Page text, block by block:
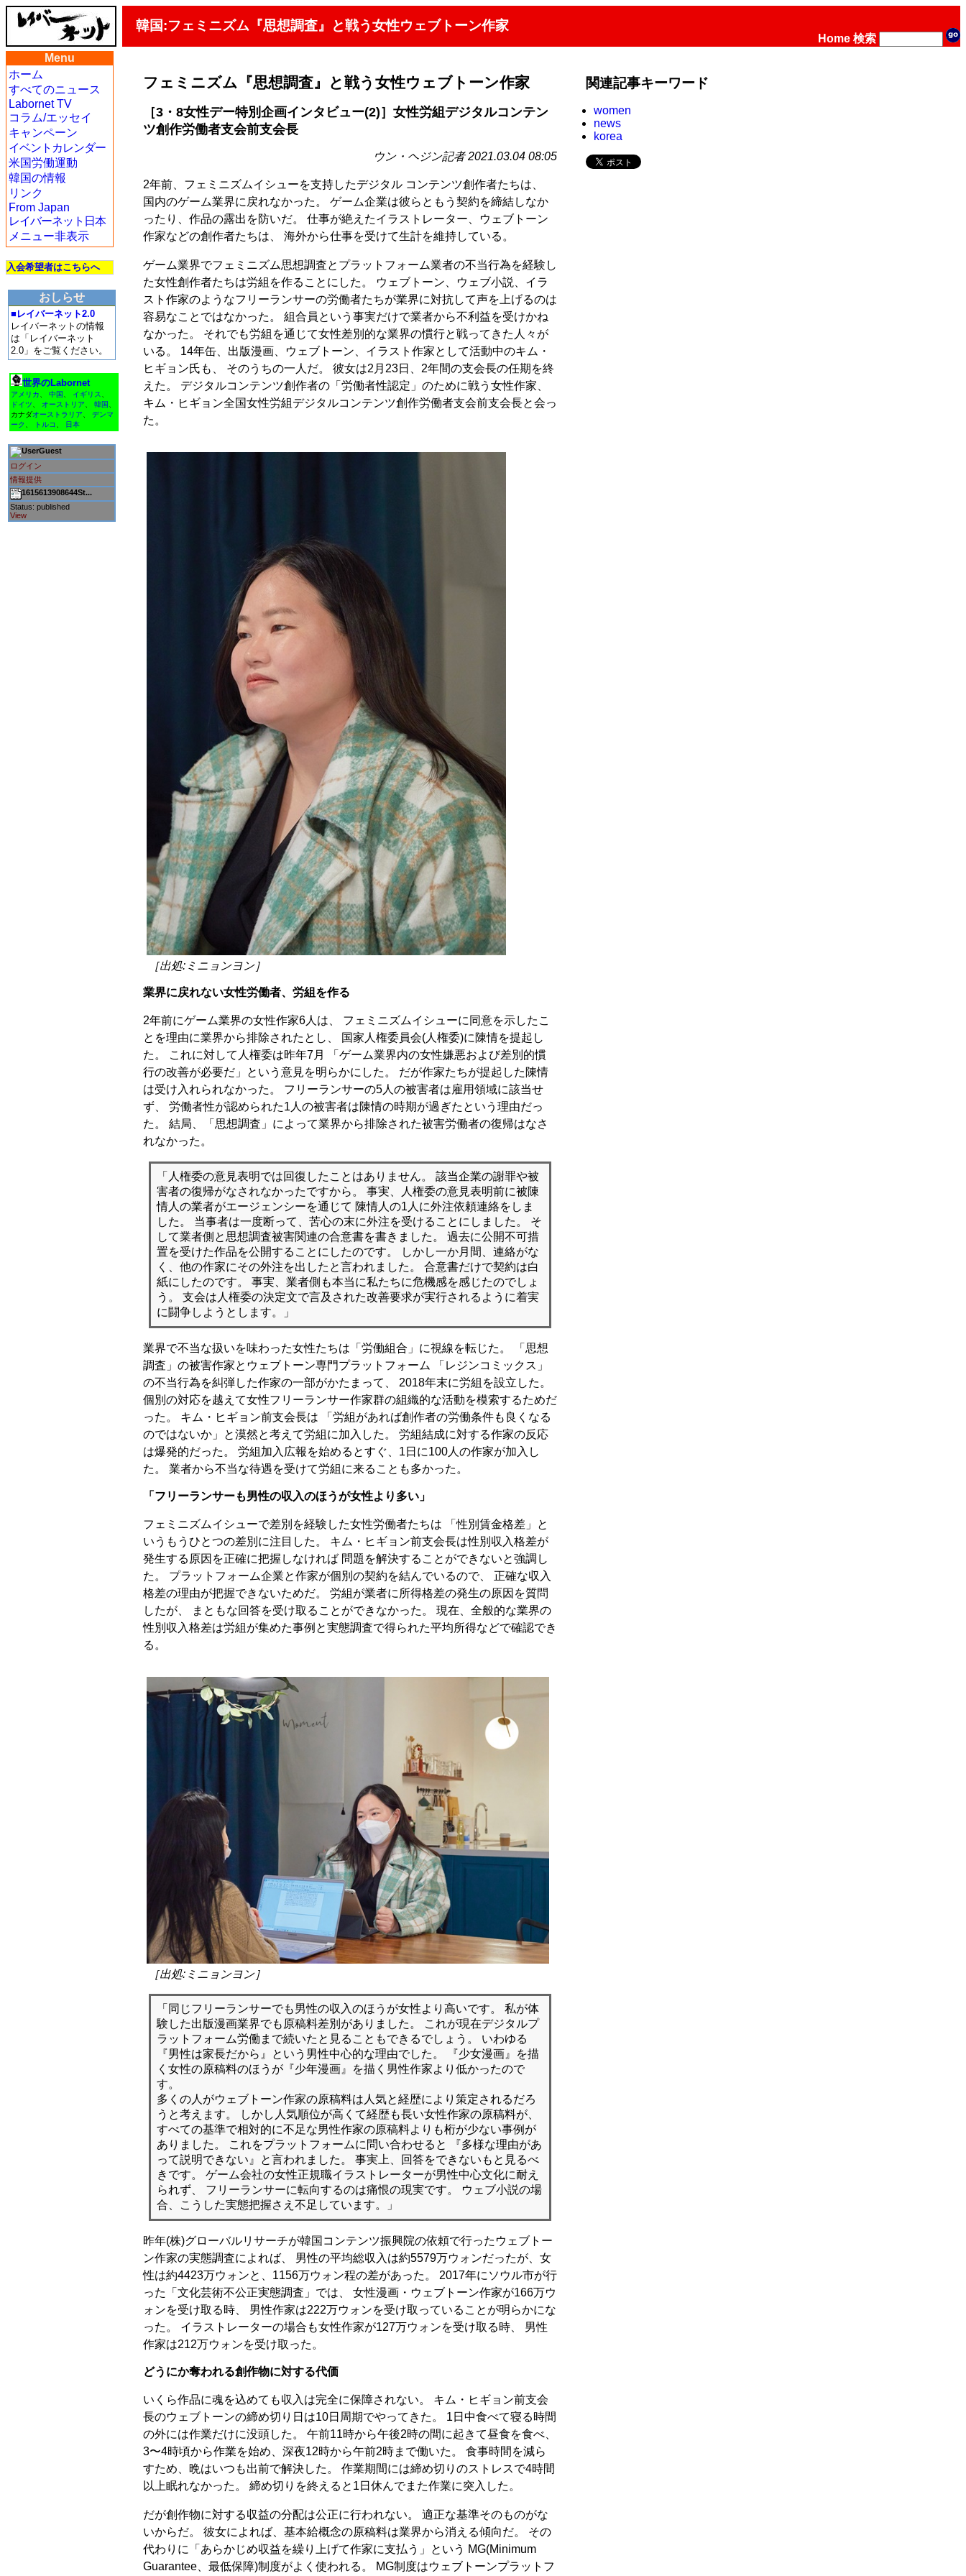
韓国:フェミニズム『思想調査』と戦う女性ウェブトーン作家
Home 検索
Menu
ホーム
すべてのニュース
Labornet TV
コラム/エッセイ
キャンペーン
イベントカレンダー
米国労働運動
韓国の情報
リンク
From Japan
レイバーネット日本
メニュー非表示
入会希望者はこちらへ
おしらせ
■レイバーネット2.0
レイバーネットの情報
は「レイバーネット
2.0」をご覧ください。
世界のLabornet
アメリカ 中国 イギリス
ドイツ
オーストリア 韓国
カナダオーストラリア
デンマ
ーク
トルコ 日本
Guest
ログイン
情報提供
1615613908644St...
Status: published
View
フェミニズム『思想調査』と戦う女性ウェブトーン作家
［3・8女性デー特別企画インタビュー(2)］女性労組デジタルコンテン
ツ創作労働者支会前支会長
ウン・ヘジン記者 2021.03.04 08:05
2年前、フェミニズムイシューを支持したデジタル コンテンツ創作者たちは、
国内のゲーム業界に戻れなかった。 ゲーム企業は彼らともう契約を締結しなか
ったり、作品の露出を防いだ。 仕事が絶えたイラストレーター、ウェブトーン
作家などの創作者たちは、 海外から仕事を受けて生計を維持している。
ゲーム業界でフェミニズム思想調査とプラットフォーム業者の不当行為を経験し
た女性創作者たちは労組を作ることにした。 ウェブトーン、ウェブ小説、イラ
スト作家のようなフリーランサーの労働者たちが業界に対抗して声を上げるのは
容易なことではなかった。 組合員という事実だけで業者から不利益を受けかね
なかった。 それでも労組を通じて女性差別的な業界の慣行と戦ってきた人々が
いる。 14年缶、出版漫画、ウェブトーン、イラスト作家として活動中のキム・
ヒギョン氏も、 そのうちの一人だ。 彼女は2月23日、2年間の支会長の任期を終
えた。 デジタルコンテンツ創作者の「労働者性認定」のために戦う女性作家、
キム・ヒギョン全国女性労組デジタルコンテンツ創作労働者支会前支会長と会っ
た。
［出処:ミニョンヨン］
業界に戻れない女性労働者、労組を作る
2年前にゲーム業界の女性作家6人は、 フェミニズムイシューに同意を示したこ
とを理由に業界から排除されたとし、 国家人権委員会(人権委)に陳情を提起し
た。 これに対して人権委は昨年7月 「ゲーム業界内の女性嫌悪および差別的慣
行の改善が必要だ」という意見を明らかにした。 だが作家たちが提起した陳情
は受け入れられなかった。 フリーランサーの5人の被害者は雇用領域に該当せ
ず、 労働者性が認められた1人の被害者は陳情の時期が過ぎたという理由だっ
た。 結局、「思想調査」によって業界から排除された被害労働者の復帰はなさ
れなかった。
「人権委の意見表明では回復したことはありません。 該当企業の謝罪や被
害者の復帰がなされなかったですから。 事実、人権委の意見表明前に被陳
情人の業者がエージェンシーを通じて 陳情人の1人に外注依頼連絡をしま
した。 当事者は一度断って、苦心の末に外注を受けることにしました。 そ
して業者側と思想調査被害関連の合意書を書きました。 過去に公開不可措
置を受けた作品を公開することにしたのです。 しかし一か月間、連絡がな
く、他の作家にその外注を出したと言われました。 合意書だけで契約は白
紙にしたのです。 事実、業者側も本当に私たちに危機感を感じたのでしょ
う。 支会は人権委の決定文で言及された改善要求が実行されるように着実
に闘争しようとします。」
業界で不当な扱いを味わった女性たちは「労働組合」に視線を転じた。 「思想
調査」の被害作家とウェブトーン専門プラットフォーム 「レジンコミックス」
の不当行為を糾弾した作家の一部がかたまって、 2018年末に労組を設立した。
個別の対応を越えて女性フリーランサー作家群の組織的な活動を模索するためだ
った。 キム・ヒギョン前支会長は 「労組があれば創作者の労働条件も良くなる
のではないか」と漠然と考えて労組に加入した。 労組結成に対する作家の反応
は爆発的だった。 労組加入広報を始めるとすぐ、1日に100人の作家が加入し
た。 業者から不当な待遇を受けて労組に来ることも多かった。
「フリーランサーも男性の収入のほうが女性より多い」
フェミニズムイシューで差別を経験した女性労働者たちは 「性別賃金格差」と
いうもうひとつの差別に注目した。 キム・ヒギョン前支会長は性別収入格差が
発生する原因を正確に把握しなければ 問題を解決することができないと強調し
た。 プラットフォーム企業と作家が個別の契約を結んでいるので、 正確な収入
格差の理由が把握できないためだ。 労組が業者に所得格差の発生の原因を質問
したが、 まともな回答を受け取ることができなかった。 現在、全般的な業界の
性別収入格差は労組が集めた事例と実態調査で得られた平均所得などで確認でき
る。
［出処:ミニョンヨン］
「同じフリーランサーでも男性の収入のほうが女性より高いです。 私が体
験した出版漫画業界でも原稿料差別がありました。 これが現在デジタルプ
ラットフォーム労働まで続いたと見ることもできるでしょう。 いわゆる
『男性は家長だから』という男性中心的な理由でした。 『少女漫画』を描
く女性の原稿料のほうが『少年漫画』を描く男性作家より低かったので
す。
多くの人がウェブトーン作家の原稿料は人気と経歴により策定されるだろ
うと考えます。 しかし人気順位が高くて経歴も長い女性作家の原稿料が、
すべての基準で相対的に不足な男性作家の原稿料よりも桁が少ない事例が
ありました。 これをプラットフォームに問い合わせると 『多様な理由があ
って説明できない』と言われました。 事実上、回答をできないもと見るべ
きです。 ゲーム会社の女性正規職イラストレーターが男性中心文化に耐え
られず、 フリーランサーに転向するのは痛恨の現実です。 ウェブ小説の場
合、こうした実態把握さえ不足しています。」
昨年(株)グローバルリサーチが韓国コンテンツ振興院の依頼で行ったウェブトー
ン作家の実態調査によれば、 男性の平均総収入は約5579万ウォンだったが、女
性は約4423万ウォンと、1156万ウォン程の差があった。 2017年にソウル市が行
った「文化芸術不公正実態調査」では、 女性漫画・ウェブトーン作家が166万ウ
ォンを受け取る時、 男性作家は222万ウォンを受け取っていることが明らかにな
った。 イラストレーターの場合も女性作家が127万ウォンを受け取る時、 男性
作家は212万ウォンを受け取った。
どうにか奪われる創作物に対する代価
いくら作品に魂を込めても収入は完全に保障されない。 キム・ヒギョン前支会
長のウェブトーンの締め切り日は10日周期でやってきた。 1日中食べて寝る時間
の外には作業だけに没頭した。 午前11時から午後2時の間に起きて昼食を食べ、
3〜4時頃から作業を始め、深夜12時から午前2時まで働いた。 食事時間を減ら
すため、晩はいつも出前で解決した。 作業期間には締め切りのストレスで4時間
以上眠れなかった。 締め切りを終えると1日休んでまた作業に突入した。
だが創作物に対する収益の分配は公正に行われない。 適正な基準そのものがな
いからだ。 彼女によれば、基本給概念の原稿料は業界から消える傾向だ。 その
代わりに「あらかじめ収益を繰り上げて作家に支払う」という MG(Minimum
Guarantee、最低保障)制度がよく使われる。 MG制度はウェブトーンプラットフ
関連記事キーワード
women
news
korea